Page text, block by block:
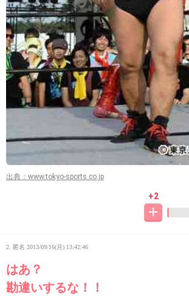
出典：www.tokyo-sports.co.jp
+2
2. 匿名 2013/09/16(月) 13:42:46
はあ？
勘違いするな！！